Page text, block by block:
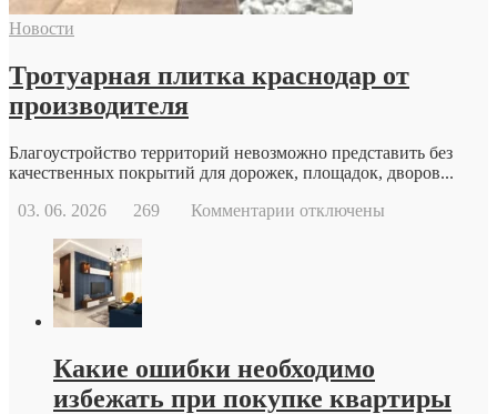
современной
Новости
Тротуарная плитка краснодар от
производителя
Благоустройство территорий невозможно представить без
качественных покрытий для дорожек, площадок, дворов...
03. 06. 2026
269 Комментарии котключены
Какие ошибки необходимо
избежать при покупке квартиры